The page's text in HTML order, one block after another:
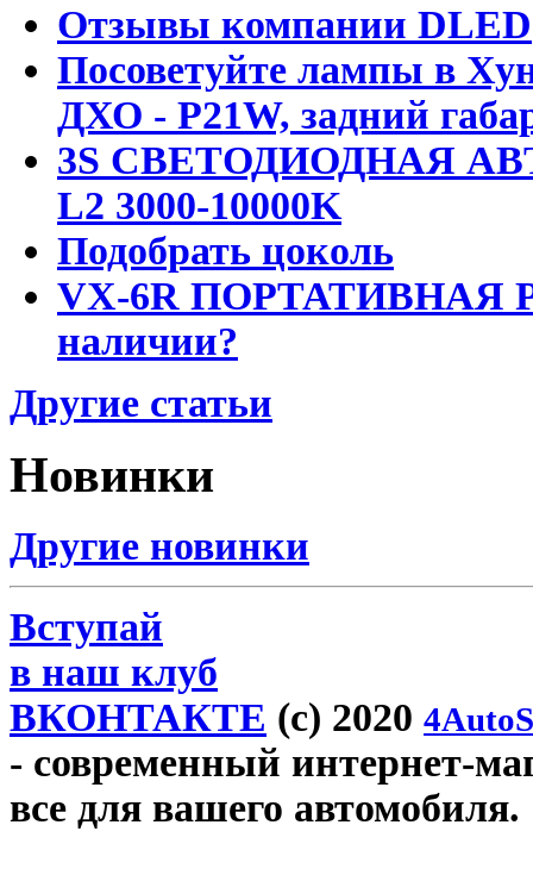
Отзывы компании DLED
Посоветуйте лампы в
ДХО - P21W, задний
3S СВЕТОДИОДНАЯ
L2 3000-10000K
Подобрать цоколь
VX-6R ПОРТАТИВНАЯ
наличии?
Другие статьи
Новинки
Другие новинки
Вступай
в наш клуб
ВКОНТАКТЕ (c) 2020
- современный интернет-
все для вашего автомобиля.